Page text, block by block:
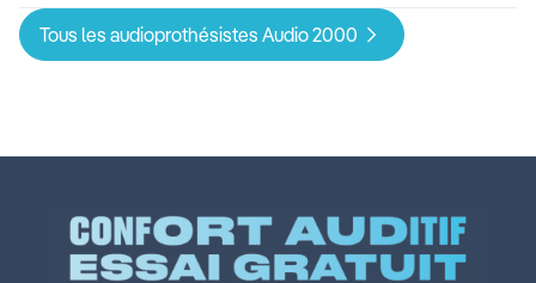
Tous les audioprothésistes Audio 2000